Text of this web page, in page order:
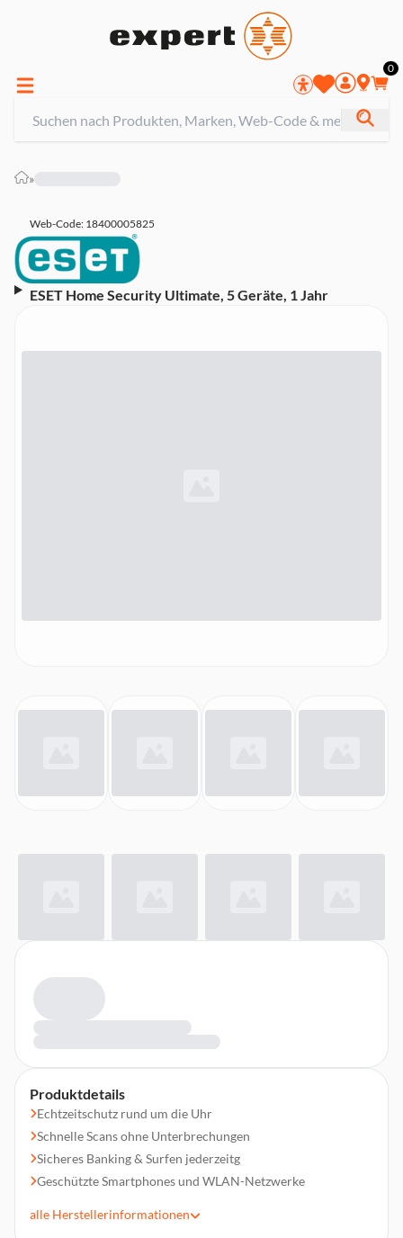
0
»
Web-Code: 18400005825
ESET Home Security Ultimate, 5 Geräte, 1 Jahr
Produktdetails
Echtzeitschutz rund um die Uhr
Schnelle Scans ohne Unterbrechungen
Sicheres Banking & Surfen jederzeitg
Geschützte Smartphones und WLAN-Netzwerke
alle Herstellerinformationen